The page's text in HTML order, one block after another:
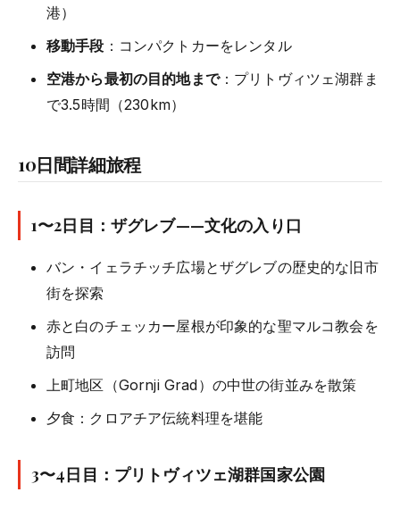
港）
移動手段 ：コンパクトカーをレンタル
空港から最初の目的地まで：プリトヴィツェ湖群ま
で3.5時間（230km）
10日間詳細旅程
1〜2日目：ザグレブ——文化の入り口
バン・イェラチッチ広場とザグレブの歴史的な旧市
街を探索
赤と白のチェッカー屋根が印象的な聖マルコ教会を
訪問
上町地区（Gornji Grad）の中世の街並みを散策
夕食：クロアチア伝統料理を堪能
3〜4日目：プリトヴィツェ湖群国家公園